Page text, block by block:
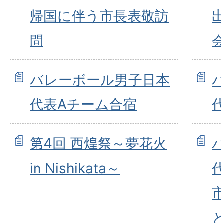
帰国に伴う市長表敬訪
問
バレーボール男子日本
代表Aチーム合宿
第4回 西煌祭～夢花火
in Nishikata～